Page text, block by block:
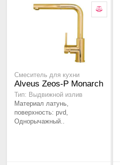
Смеситель для кухни
Alveus Zeos-P Monarch
Тип: Выдвижной излив
Материал латунь,
поверхность: pvd,
Однорычажный..